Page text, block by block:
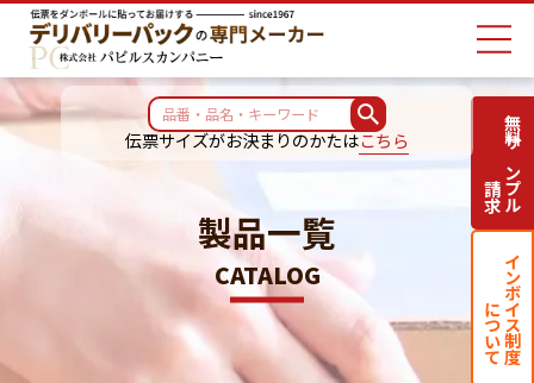
伝票サイズがお決まりのかたはこちら
製品一覧
CATALOG
無料サンプル
請求
インボイス制度
について